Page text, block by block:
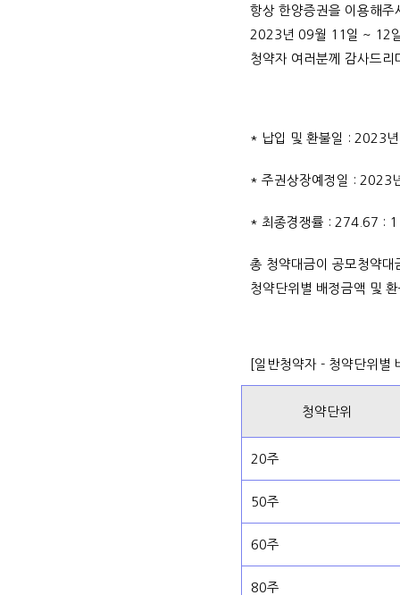
항상 한양증권을 이용해
2023년 09월 11일 ~ 12
청약자 여러분께 감사드
* 납입 및 환불일 : 2023
* 주권상장예정일 : 2023
* 최종경쟁률 : 274.67 : 1
총 청약대금이 공모청약
청약단위별 배정금액 및
[일반청약자 - 청약단위별
청약단위
20주
50주
60주
80주